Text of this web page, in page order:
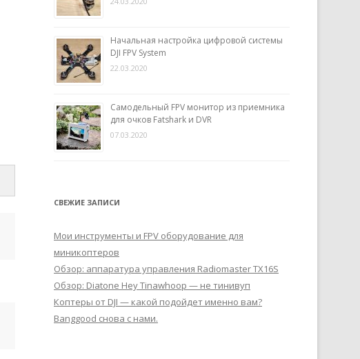
Начальная настройка цифровой системы
DJI FPV System
22.03.2020
Самодельный FPV монитор из приемника
для очков Fatshark и DVR
07.03.2020
СВЕЖИЕ ЗАПИСИ
Мои инструменты и FPV оборудование для
миникоптеров
Обзор: аппаратура управления Radiomaster TX16S
Обзор: Diatone Hey Tinawhoop — не тинивуп
Коптеры от DJI — какой подойдет именно вам?
Banggood снова с нами.